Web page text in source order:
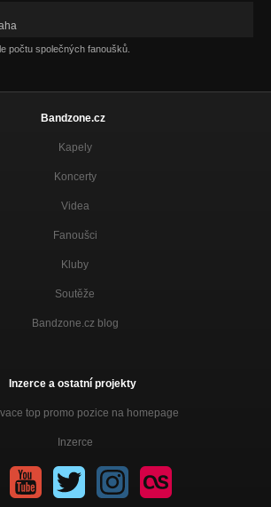
počtu společných fanoušků.
Bandzone.cz
Kapely
Koncerty
Videa
Fanoušci
Kluby
Soutěže
Bandzone.cz blog
Inzerce a ostatní projekty
top promo pozice na homepage
Inzerce